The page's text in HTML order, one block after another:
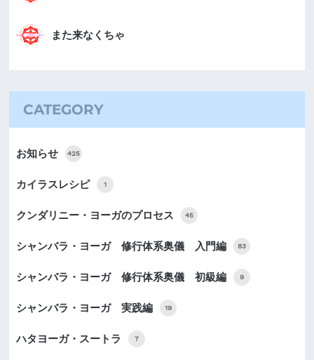
また来なくちゃ
CATEGORY
お知らせ 425
カイラスレシピ 1
クンダリニー・ヨーガのプロセス 45
シャンバラ・ヨーガ 修行体系奥儀 入門編 83
シャンバラ・ヨーガ 修行体系奥儀 初級編 9
シャンバラ・ヨーガ 実践編 19
ハタヨーガ・スートラ 7